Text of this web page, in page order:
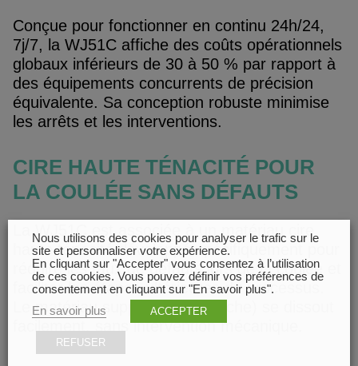
Conçue pour fonctionner en continu 24h/24,
7j/7, la WJ51C affiche des coûts opérationnels
globaux inférieurs de 30 à 50 % par rapport à
des équipements concurrents de précision
équivalente. Sa conception robuste minimise
les arrêts et les interventions.
CIRE HAUTE TÉNACITÉ POUR
LA COULÉE SANS DÉFAUTS
La WJ51C est associée à un matériau cire
haute ténacité développé spécifiquement pour
réduire les taux de défauts lors de la coulée et
faciliter les étapes ultérieures du processus.
Le matériau support (cire blanche) se dissout
facilement, sans intervention mécanique.
Nous utilisons des cookies pour analyser le trafic sur le
site et personnaliser votre expérience.
En cliquant sur "Accepter" vous consentez à l’utilisation
de ces cookies. Vous pouvez définir vos préférences de
consentement en cliquant sur "En savoir plus".
En savoir plus
ACCEPTER
REFUSER